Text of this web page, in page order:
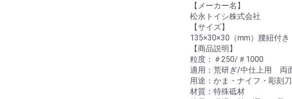
【メーカー名】
松永トイシ株式会社
【サイズ】
135×30×30（mm）腰紐付き
【商品説明】
粒度：＃250/＃1000
適用：荒研ぎ/中仕上用 両
用途：かま・ナイフ・彫刻
材質：特殊砥材